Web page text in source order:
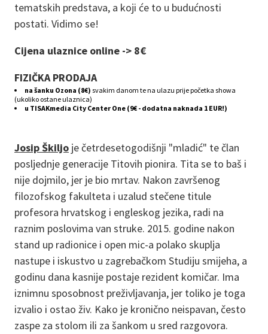
tematskih predstava, a koji će to u budućnosti
postati. Vidimo se!
Cijena ulaznice online -> 8€
FIZIČKA PRODAJA
na šanku Ozona (8€) svakim danom te na ulazu prije početka showa
(ukoliko ostane ulaznica)
u TISAKmedia City Center One (9€ - dodatna naknada 1 EUR!)
Josip Škiljo je četrdesetogodišnji "mladić" te član
posljednje generacije Titovih pionira. Tita se to baš i
nije dojmilo, jer je bio mrtav. Nakon završenog
filozofskog fakulteta i uzalud stečene titule
profesora hrvatskog i engleskog jezika, radi na
raznim poslovima van struke. 2015. godine nakon
stand up radionice i open mic-a polako skuplja
nastupe i iskustvo u zagrebačkom Studiju smijeha, a
godinu dana kasnije postaje rezident komičar. Ima
iznimnu sposobnost preživljavanja, jer toliko je toga
izvalio i ostao živ. Kako je kronično neispavan, često
zaspe za stolom ili za šankom u sred razgovora.